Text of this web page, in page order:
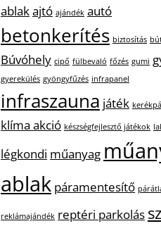
ablakajtó ajándék autó
betonkerítés biztosítás
Búvóhely cipő fülbevaló főzés gumi
gyerekülés gyöngyfűzés infrapanel
infraszauna játék
klíma akció készségfejlesztő játékok
légkondi műanyag
ablak páramentesítő
reklámajándék reptéri parkolás